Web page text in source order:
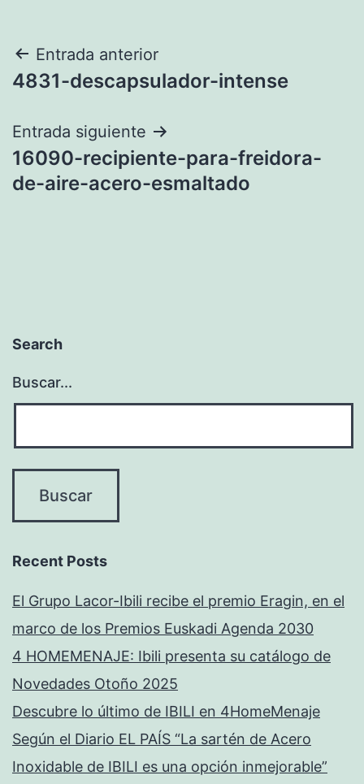
Navegación
de
entradas
Entrada anterior
4831-descapsulador-intense
Entrada siguiente
16090-recipiente-para-freidora-
de-aire-acero-esmaltado
Search
Buscar...
Recent Posts
El Grupo Lacor-Ibili recibe el premio Eragin, en el
marco de los Premios Euskadi Agenda 2030
4 HOMEMENAJE: Ibili presenta su catálogo de
Novedades Otoño 2025
Descubre lo último de IBILI en 4HomeMenaje
Según el Diario EL PAÍS “La sartén de Acero
Inoxidable de IBILI es una opción inmejorable”